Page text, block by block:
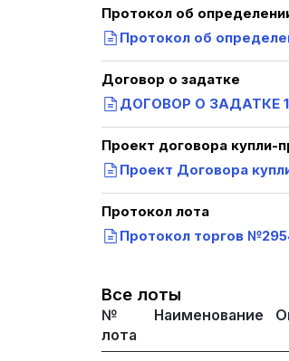
Протокол об
Протокол об
Договор о задатке
ДОГОВОР О ЗАДАТКЕ
Проект договора купли-
Проект Договора
Протокол лота
Протокол торгов
Все лоты
№
лота
Наименование